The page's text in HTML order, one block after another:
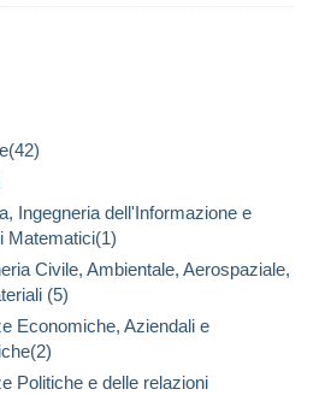
Ingegneria dell'Informazione e
Matematici(1)
Civile, Ambientale, Aerospaziale,
(5)
Economiche, Aziendali e
Politiche e delle relazioni